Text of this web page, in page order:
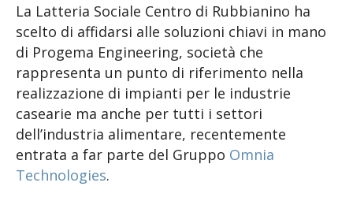
La Latteria Sociale Centro di Rubbianino ha
scelto di affidarsi alle soluzioni chiavi in mano
di Progema Engineering, società che
rappresenta un punto di riferimento nella
realizzazione di impianti per le industrie
casearie ma anche per tutti i settori
dell’industria alimentare, recentemente
entrata a far parte del Gruppo Omnia
Technologies.